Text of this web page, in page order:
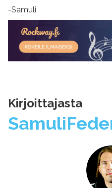
-Samuli
Kirjoittajasta
Samuli